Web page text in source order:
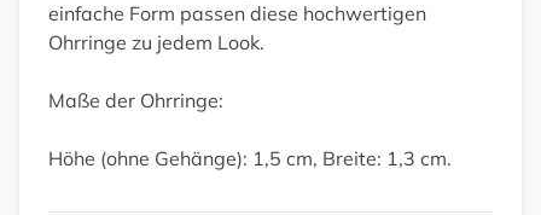
einfache Form passen diese hochwertigen
Ohrringe zu jedem Look.
Maße der Ohrringe:
Höhe (ohne Gehänge): 1,5 cm, Breite: 1,3 cm.